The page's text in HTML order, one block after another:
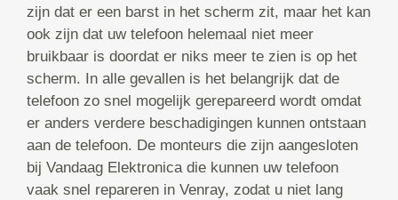
zijn dat er een barst in het scherm zit, maar het kan
ook zijn dat uw telefoon helemaal niet meer
bruikbaar is doordat er niks meer te zien is op het
scherm. In alle gevallen is het belangrijk dat de
telefoon zo snel mogelijk gerepareerd wordt omdat
er anders verdere beschadigingen kunnen ontstaan
aan de telefoon. De monteurs die zijn aangesloten
bij Vandaag Elektronica die kunnen uw telefoon
vaak snel repareren in Venray, zodat u niet lang